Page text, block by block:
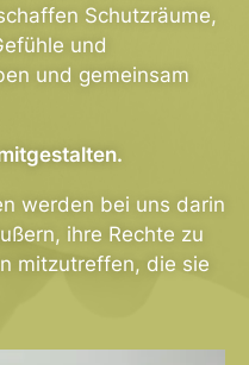
Schutzräume,
und
und gemeinsam
werden bei uns darin
ihre Rechte zu
mitzutreffen, die sie